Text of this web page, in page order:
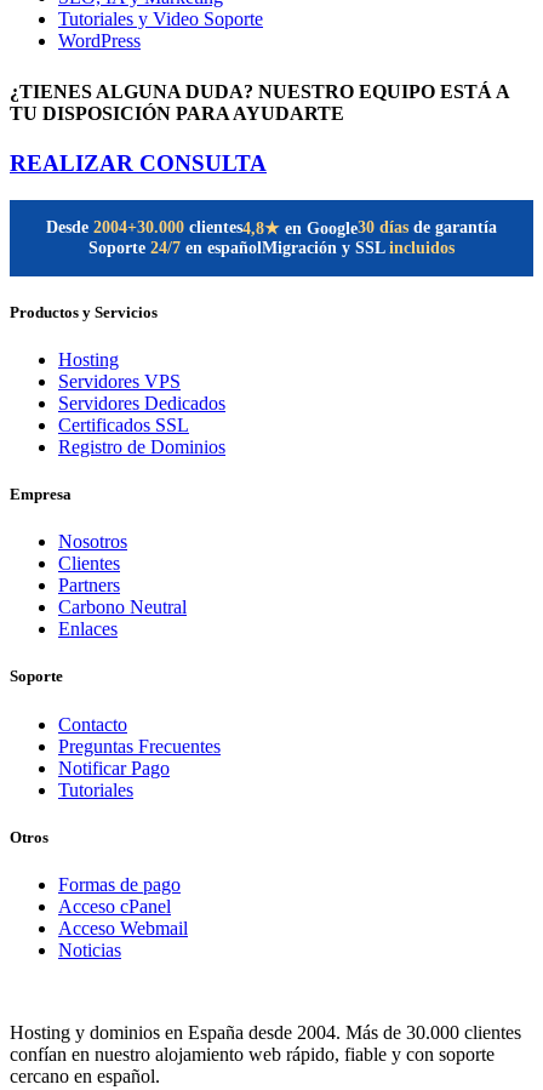
Tutoriales y Video Soporte
WordPress
¿TIENES ALGUNA DUDA? NUESTRO EQUIPO ESTÁ A
TU DISPOSICIÓN PARA AYUDARTE
REALIZAR CONSULTA
Desde 2004+30.000 clientes4,8★ en Google30 días de garantía
Soporte 24/7 en españolMigración y SSL incluidos
Productos y Servicios
Hosting
Servidores VPS
Servidores Dedicados
Certificados SSL
Registro de Dominios
Empresa
Nosotros
Clientes
Partners
Carbono Neutral
Enlaces
Soporte
Contacto
Preguntas Frecuentes
Notificar Pago
Tutoriales
Otros
Formas de pago
Acceso cPanel
Acceso Webmail
Noticias
Hosting y dominios en España desde 2004. Más de 30.000 clientes
confían en nuestro alojamiento web rápido, fiable y con soporte
cercano en español.